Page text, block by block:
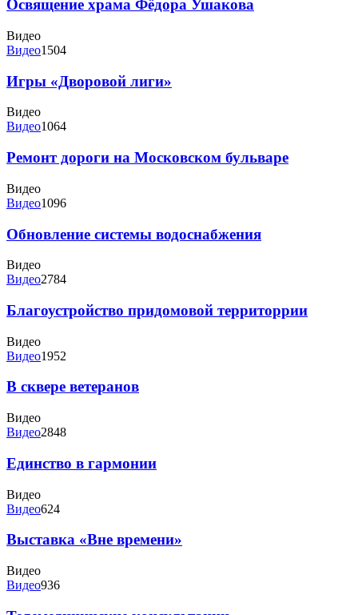
Освящение храма Фёдора Ушакова
Видео
Видео1504
Игры «Дворовой лиги»
Видео
Видео1064
Ремонт дороги на Московском бульваре
Видео
Видео1096
Обновление системы водоснабжения
Видео
Видео2784
Благоустройство придомовой территоррии
Видео
Видео1952
В сквере ветеранов
Видео
Видео2848
Единство в гармонии
Видео
Видео624
Выставка «Вне времени»
Видео
Видео936